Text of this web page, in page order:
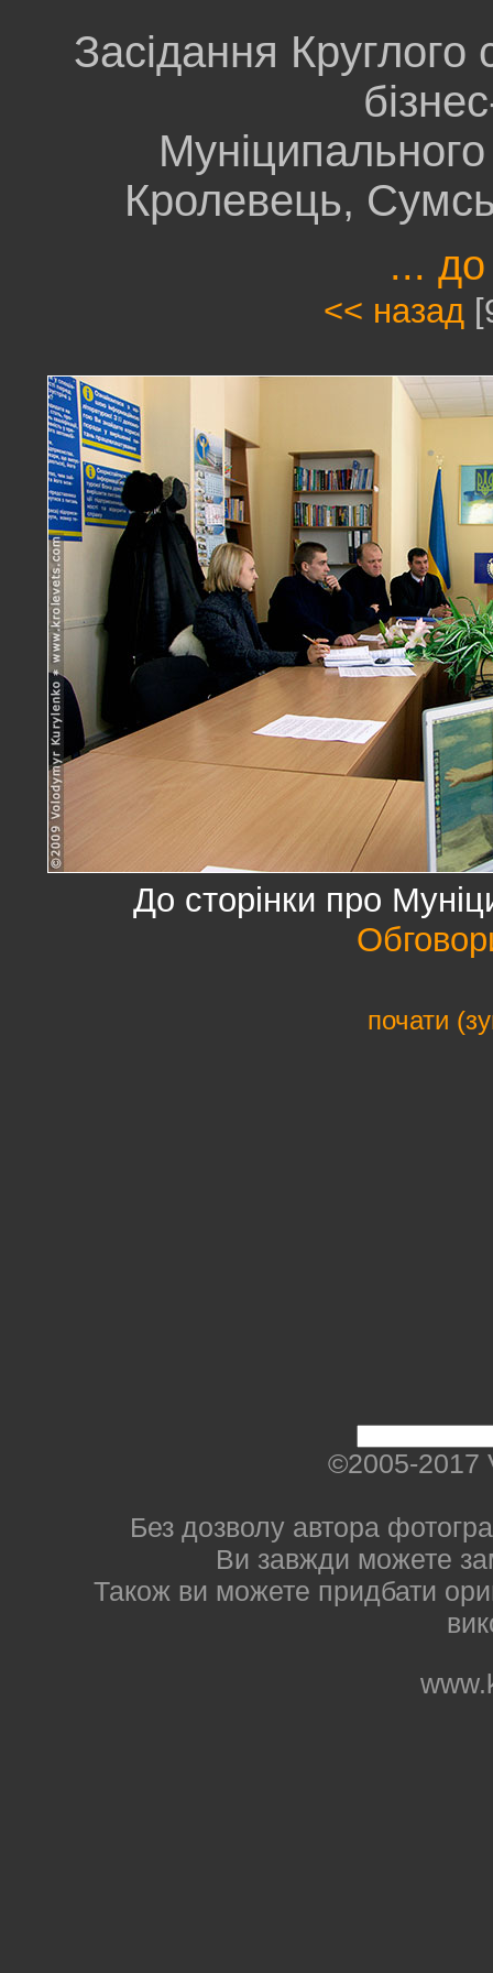
Засідання Круглого
Кролевець,
... до
<< назад
До сторінки про
почати
©2005-2017
Без дозволу автора
Ви завжди можете
Також ви можете придбати